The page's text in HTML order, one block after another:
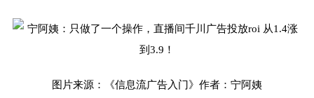
图片来源：《信息流广告入门》作者：宁阿姨